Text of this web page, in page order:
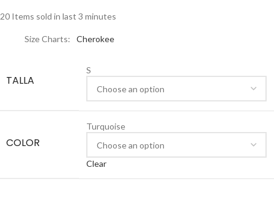
20 Items sold in last 3 minutes
Size Charts Cherokee
TALLA
S
COLOR
Turquoise
Clear